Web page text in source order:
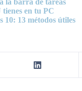
la barra de tareas
en tu PC
13 métodos útiles